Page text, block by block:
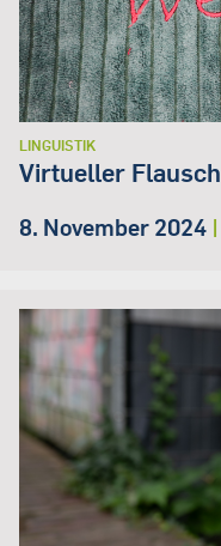
LINGUISTIK
Virtueller Flausch
8. November 2024 |